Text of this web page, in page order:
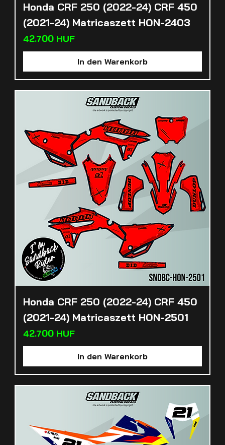
Honda CRF 250 (2022-24) CRF 450
(2021-24) Matricaszett HON-2403
Preis
42.700 HUF
In den Warenkorb
Honda CRF 250 (2022-24) CRF 450
(2021-24) Matricaszett HON-2501
Preis
42.700 HUF
In den Warenkorb